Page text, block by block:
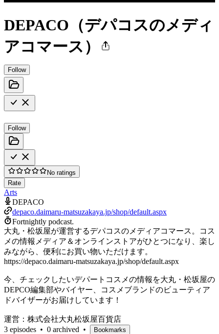
DEPACO（デパコスのメディ
アコマース）
Follow
Follow
No ratings
Rate
Arts
DEPACO
depaco.daimaru-matsuzakaya.jp/shop/default.aspx
Fortnightly podcast.
大丸・松坂屋が運営するデパコスのメディアコマース。コス
メの情報メディア＆オンラインストアがひとつになり、楽し
みながら、便利にお買い物いただけます。
https://depaco.daimaru-matsuzakaya.jp/shop/default.aspx
今、チェックしたいデパートコスメの情報を大丸・松坂屋の
DEPCO編集部やバイヤー、コスメブランドのビューティア
ドバイザーがお届けしています！
運営：株式会社大丸松坂屋百貨店
3 episodes • 0 archived • Bookmarks